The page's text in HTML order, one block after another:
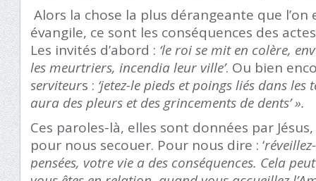
Alors la chose la plus dérangeante que
évangile, ce sont les conséquences des
Les invités d’abord : ‘le roi se mit en colère,
les meurtriers, incendia leur ville’. Ou bien
serviteurs : ‘jetez-le pieds et poings liés dans
aura des pleurs et des grincements de dents’ ».
Ces paroles-là, elles sont données par
pour nous secouer. Pour nous dire : ‘
pensées, votre vie a des conséquences. Cela